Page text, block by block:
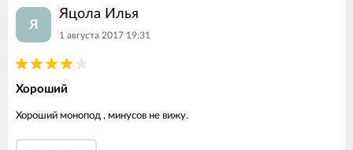
Я
Яцола Илья
1 августа 2017 19:31
Хороший
Хороший монопод , минусов не вижу.